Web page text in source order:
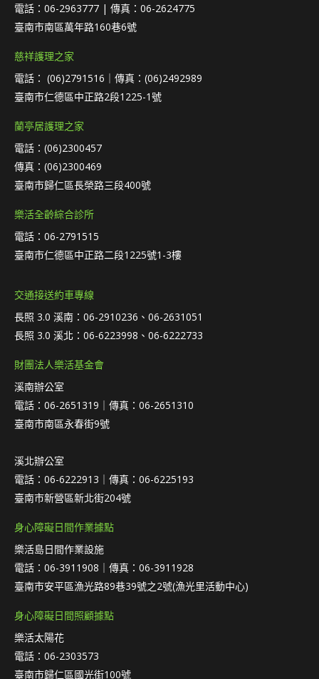
電話：06-2963777 | 傳真：06-2624775
臺南市南區萬年路160巷6號
慈祥護理之家
電話： (06)2791516｜傳真：(06)2492989
臺南市仁德區中正路2段1225-1號
蘭亭居護理之家
電話：(06)2300457
傳真：(06)2300469
臺南市歸仁區長榮路三段400號
樂活全齡綜合診所
電話：06-2791515
臺南市仁德區中正路二段1225號1-3樓
交通接送約車專線
長照 3.0 溪南：06-2910236、06-2631051
長照 3.0 溪北：06-6223998、06-6222733
財團法人樂活基金會
溪南辦公室
電話：06-2651319｜傳真：06-2651310
臺南市南區永春街9號
溪北辦公室
電話：06-6222913｜傳真：06-6225193
臺南市新營區新北街204號
身心障礙日間作業據點
樂活島日間作業設施
電話：06-3911908｜傳真：06-3911928
臺南市安平區漁光路89巷39號之2號(漁光里活動中心)
身心障礙日間照顧據點
樂活太陽花
電話：06-2303573
臺南市歸仁區國光街100號